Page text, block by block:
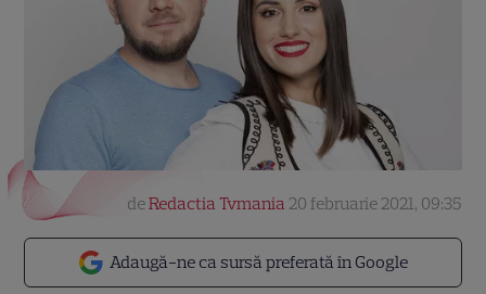
Adaugă-ne ca sursă preferată în Google
deRedactia Tvmania 20 februarie 2021, 09:35